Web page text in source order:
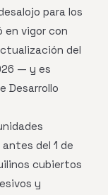
para los
en vigor con
del
— y es
Desarrollo
del 1 de
cubiertos
y